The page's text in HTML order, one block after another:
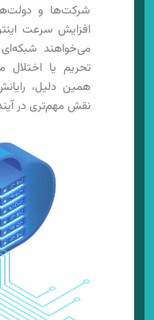
شرکت‌ها و
افزایش سرعت
می‌خواهند
تحریم یا اختلال
همین دلیل،
نقش مهم‌تری در